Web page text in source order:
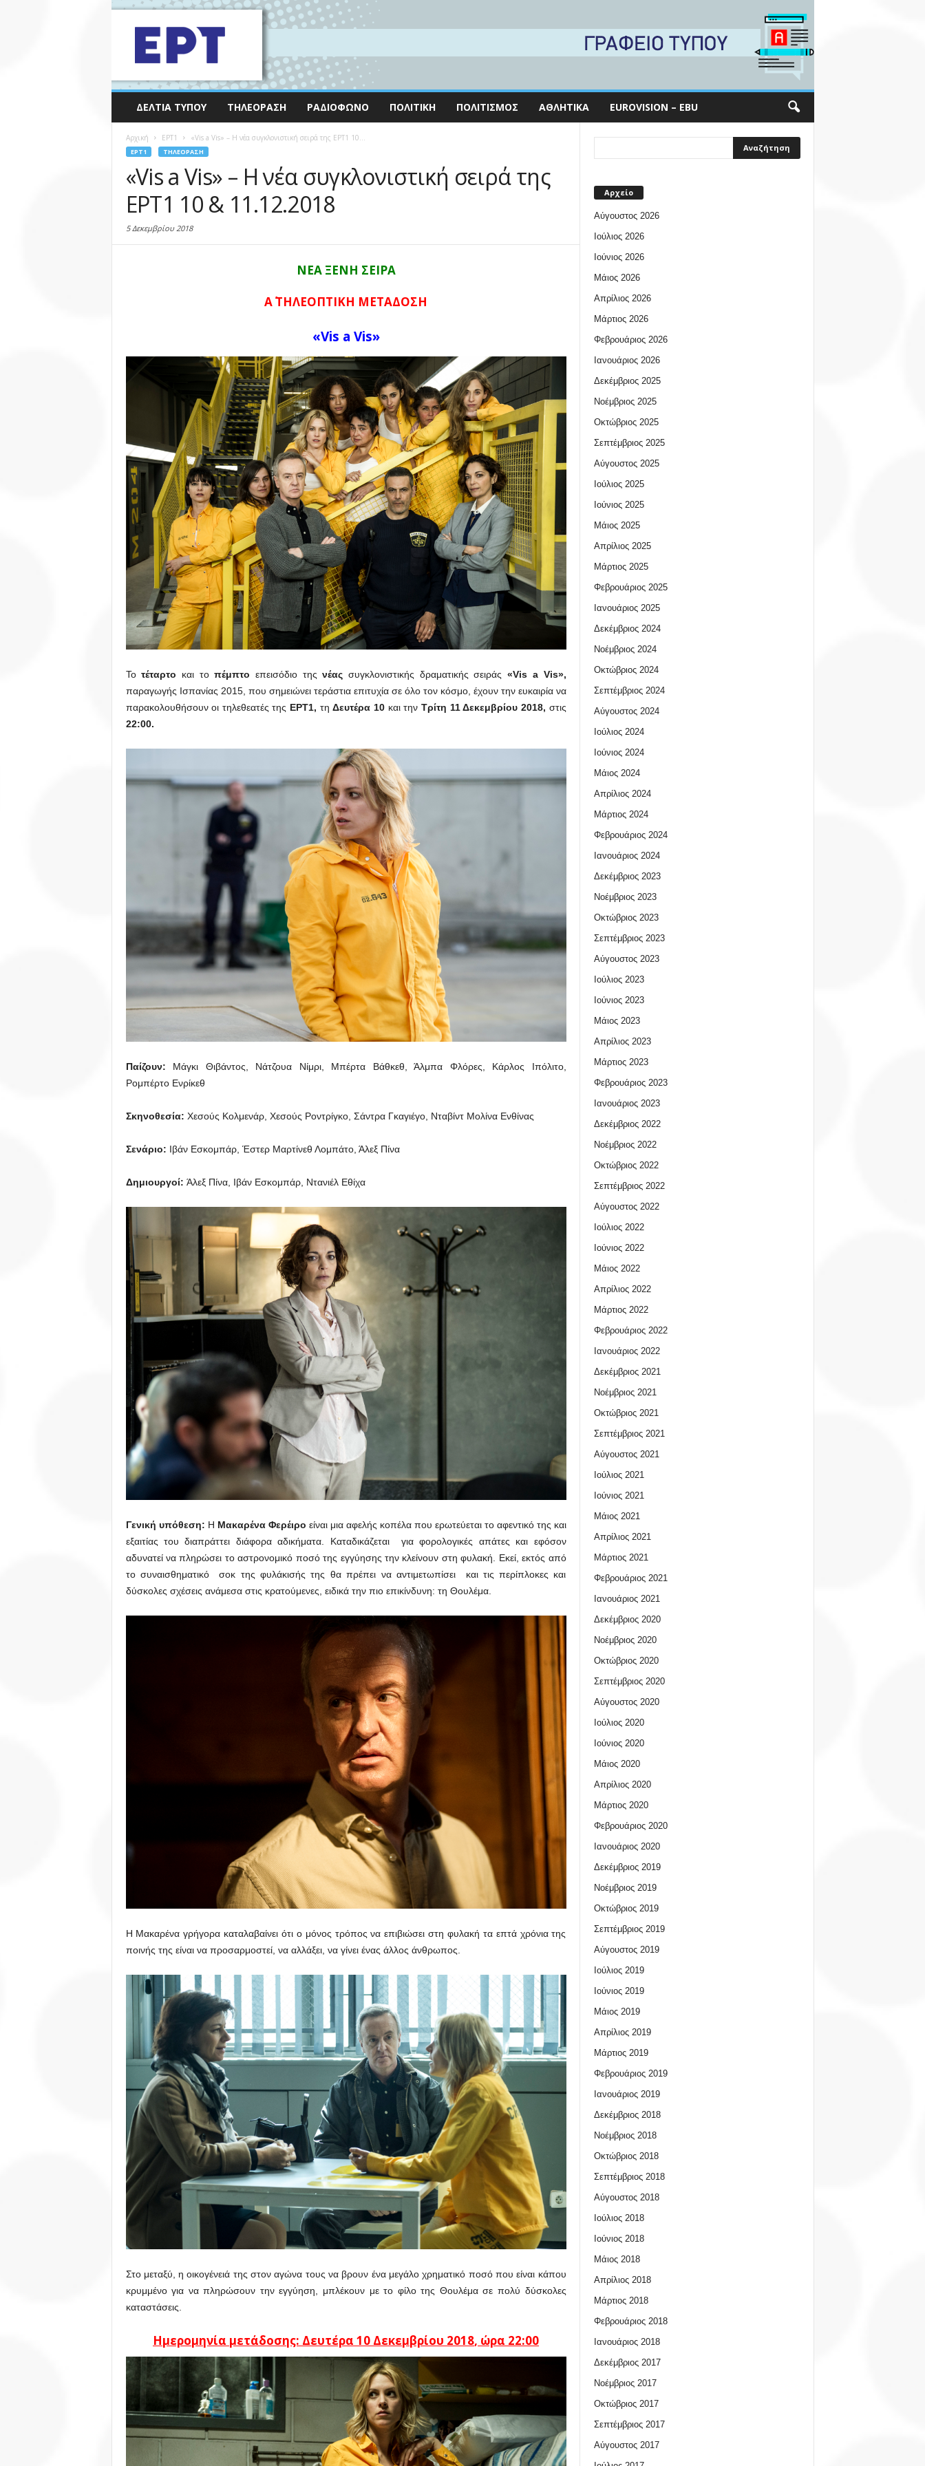
ΔΕΛΤΊΑ ΤΎΠΟΥ ΤΗΛΕΌΡΑΣΗ ΡΑΔΙΌΦΩΝΟ ΠΟΛΙΤΙΚΉ ΠΟΛΙΤΙΣΜΌΣ ΑΘΛΗΤΙΚΆ EUROVISION – EBU
Αρχική EΡΤ1 «Vis a Vis» – Η νέα συγκλονιστική σειρά της ΕΡΤ1 10...
EΡΤ1 ΤΗΛΕΌΡΑΣΗ
«Vis a Vis» – Η νέα συγκλονιστική σειρά της
ΕΡΤ1 10 & 11.12.2018
5 Δεκεμβρίου 2018
ΝΕΑ ΞΕΝΗ ΣΕΙΡΑ
Α΄ ΤΗΛΕΟΠΤΙΚΗ ΜΕΤΑΔΟΣΗ
«Vis a Vis»
Τοτέταρτο και τοπέμπτο επεισόδιο τηςνέας συγκλονιστικής δραματικής σειράς«Vis a Vis»,
παραγωγής Ισπανίας 2015, που σημειώνει τεράστια επιτυχία σε όλο τον κόσμο, έχουν την ευκαιρία να
παρακολουθήσουν οι τηλεθεατές της ΕΡΤ1, τηΔευτέρα 10 και την Τρίτη 11 Δεκεμβρίου 2018, στις
22:00.
Παίζουν: Μάγκι Θιβάντος, Νάτζουα Νίμρι, Μπέρτα Βάθκεθ, Άλμπα Φλόρες, Κάρλος Ιπόλιτο,
Ρομπέρτο Ενρίκεθ
Σκηνοθεσία: Χεσούς Κολμενάρ, Χεσούς Ροντρίγκο, Σάντρα Γκαγιέγο, Νταβίντ Μολίνα Ενθίνας
Σενάριο: Ιβάν Εσκομπάρ, Έστερ Μαρτίνεθ Λομπάτο, Άλεξ Πίνα
Δημιουργοί: Άλεξ Πίνα, Ιβάν Εσκομπάρ, Ντανιέλ Εθίχα
Γενική υπόθεση: Η Μακαρένα Φερέιρο είναι μια αφελής κοπέλα που ερωτεύεται το αφεντικό της και
εξαιτίας του διαπράττει διάφορα αδικήματα. Καταδικάζεται για φορολογικές απάτες και εφόσον
αδυνατεί να πληρώσει το αστρονομικό ποσό της εγγύησης την κλείνουν στη φυλακή. Εκεί, εκτός από
το συναισθηματικό σοκ της φυλάκισής της θα πρέπει να αντιμετωπίσει και τις περίπλοκες και
δύσκολες σχέσεις ανάμεσα στις κρατούμενες, ειδικά την πιο επικίνδυνη: τη Θουλέμα.
Η Μακαρένα γρήγορα καταλαβαίνει ότι ο μόνος τρόπος να επιβιώσει στη φυλακή τα επτά χρόνια της
ποινής της είναι να προσαρμοστεί, να αλλάξει, να γίνει ένας άλλος άνθρωπος.
Στο μεταξύ, η οικογένειά της στον αγώνα τους να βρουν ένα μεγάλο χρηματικό ποσό που είναι κάπου
κρυμμένο για να πληρώσουν την εγγύηση, μπλέκουν με το φίλο της Θουλέμα σε πολύ δύσκολες
καταστάσεις.
Ημερομηνία μετάδοσης: Δευτέρα 10 Δεκεμβρίου 2018, ώρα 22:00
Αρχείο
Αύγουστος 2026
Ιούλιος 2026
Ιούνιος 2026
Μάιος 2026
Απρίλιος 2026
Μάρτιος 2026
Φεβρουάριος 2026
Ιανουάριος 2026
Δεκέμβριος 2025
Νοέμβριος 2025
Οκτώβριος 2025
Σεπτέμβριος 2025
Αύγουστος 2025
Ιούλιος 2025
Ιούνιος 2025
Μάιος 2025
Απρίλιος 2025
Μάρτιος 2025
Φεβρουάριος 2025
Ιανουάριος 2025
Δεκέμβριος 2024
Νοέμβριος 2024
Οκτώβριος 2024
Σεπτέμβριος 2024
Αύγουστος 2024
Ιούλιος 2024
Ιούνιος 2024
Μάιος 2024
Απρίλιος 2024
Μάρτιος 2024
Φεβρουάριος 2024
Ιανουάριος 2024
Δεκέμβριος 2023
Νοέμβριος 2023
Οκτώβριος 2023
Σεπτέμβριος 2023
Αύγουστος 2023
Ιούλιος 2023
Ιούνιος 2023
Μάιος 2023
Απρίλιος 2023
Μάρτιος 2023
Φεβρουάριος 2023
Ιανουάριος 2023
Δεκέμβριος 2022
Νοέμβριος 2022
Οκτώβριος 2022
Σεπτέμβριος 2022
Αύγουστος 2022
Ιούλιος 2022
Ιούνιος 2022
Μάιος 2022
Απρίλιος 2022
Μάρτιος 2022
Φεβρουάριος 2022
Ιανουάριος 2022
Δεκέμβριος 2021
Νοέμβριος 2021
Οκτώβριος 2021
Σεπτέμβριος 2021
Αύγουστος 2021
Ιούλιος 2021
Ιούνιος 2021
Μάιος 2021
Απρίλιος 2021
Μάρτιος 2021
Φεβρουάριος 2021
Ιανουάριος 2021
Δεκέμβριος 2020
Νοέμβριος 2020
Οκτώβριος 2020
Σεπτέμβριος 2020
Αύγουστος 2020
Ιούλιος 2020
Ιούνιος 2020
Μάιος 2020
Απρίλιος 2020
Μάρτιος 2020
Φεβρουάριος 2020
Ιανουάριος 2020
Δεκέμβριος 2019
Νοέμβριος 2019
Οκτώβριος 2019
Σεπτέμβριος 2019
Αύγουστος 2019
Ιούλιος 2019
Ιούνιος 2019
Μάιος 2019
Απρίλιος 2019
Μάρτιος 2019
Φεβρουάριος 2019
Ιανουάριος 2019
Δεκέμβριος 2018
Νοέμβριος 2018
Οκτώβριος 2018
Σεπτέμβριος 2018
Αύγουστος 2018
Ιούλιος 2018
Ιούνιος 2018
Μάιος 2018
Απρίλιος 2018
Μάρτιος 2018
Φεβρουάριος 2018
Ιανουάριος 2018
Δεκέμβριος 2017
Νοέμβριος 2017
Οκτώβριος 2017
Σεπτέμβριος 2017
Αύγουστος 2017